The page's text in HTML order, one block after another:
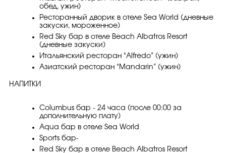
обед, ужин)
Ресторанный дворик в отеле Sea World (дневные
закуски, мороженное)
Red Sky бар в отеле Beach Albatros Resort
(дневные закуски)
Итальянский ресторан “Alfredo” (ужин)
Азиатский ресторан “Mandarin” (ужин)
НАПИТКИ
Columbus бар - 24 часа (после 00:00 за
дополнительную плату)
Aqua бар в отеле Sea World
Sports бар-
Red Sky бар в отеле Beach Albatros Resort